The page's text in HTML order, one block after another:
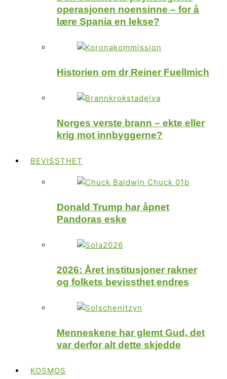
operasjonen noensinne – for å
lære Spania en lekse?
Historien om dr Reiner Fuellmich
Norges verste brann – ekte eller
krig mot innbyggerne?
BEVISSTHET
Donald Trump har åpnet
Pandoras eske
2026: Året institusjoner rakner
og folkets bevissthet endres
Menneskene har glemt Gud, det
var derfor alt dette skjedde
KOSMOS